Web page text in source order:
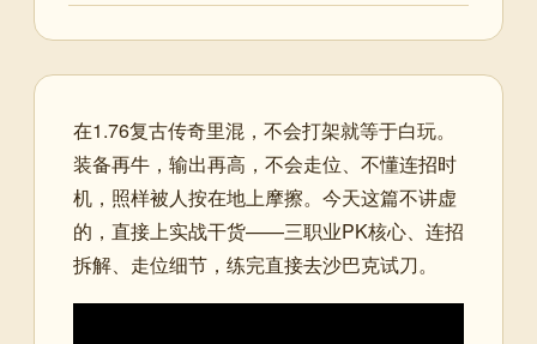
在1.76复古传奇里混，不会打架就等于白玩。
装备再牛，输出再高，不会走位、不懂连招时
机，照样被人按在地上摩擦。今天这篇不讲虚
的，直接上实战干货——三职业PK核心、连招
拆解、走位细节，练完直接去沙巴克试刀。